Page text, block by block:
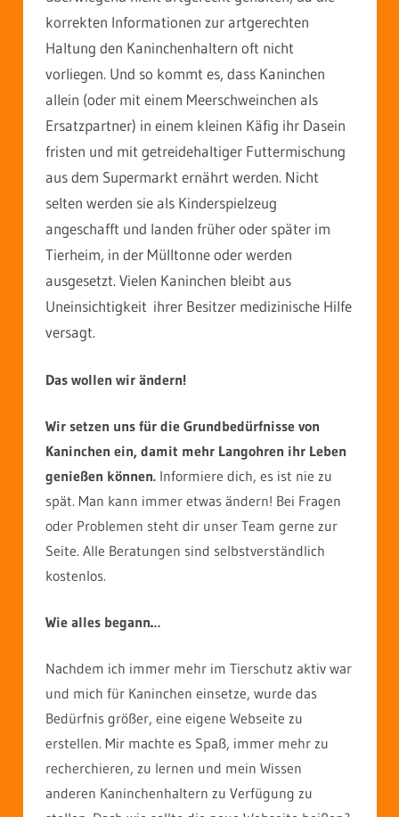
korrekten Informationen zur artgerechten
Haltung den Kaninchenhaltern oft nicht
vorliegen. Und so kommt es, dass Kaninchen
allein (oder mit einem Meerschweinchen als
Ersatzpartner) in einem kleinen Käfig ihr Dasein
fristen und mit getreidehaltiger Futtermischung
aus dem Supermarkt ernährt werden. Nicht
selten werden sie als Kinderspielzeug
angeschafft und landen früher oder später im
Tierheim, in der Mülltonne oder werden
ausgesetzt. Vielen Kaninchen bleibt aus
Uneinsichtigkeit ihrer Besitzer medizinische Hilfe
versagt.
Das wollen wir ändern!
Wir setzen uns für die Grundbedürfnisse von
Kaninchen ein, damit mehr Langohren ihr Leben
genießen können. Informiere dich, es ist nie zu
spät. Man kann immer etwas ändern! Bei Fragen
oder Problemen steht dir unser Team gerne zur
Seite. Alle Beratungen sind selbstverständlich
kostenlos.
Wie alles begann…
Nachdem ich immer mehr im Tierschutz aktiv war
und mich für Kaninchen einsetze, wurde das
Bedürfnis größer, eine eigene Webseite zu
erstellen. Mir machte es Spaß, immer mehr zu
recherchieren, zu lernen und mein Wissen
anderen Kaninchenhaltern zu Verfügung zu